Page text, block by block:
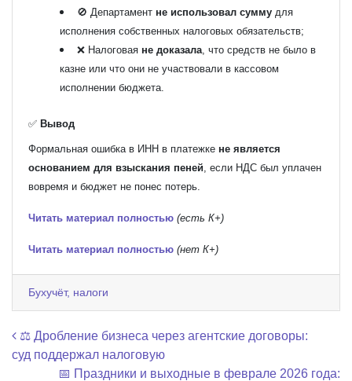
🚫 Департамент не использовал сумму для
исполнения собственных налоговых обязательств;
❌ Налоговая не доказала , что средств не было в
казне или что они не участвовали в кассовом
исполнении бюджета.
✅ Вывод
Формальная ошибка в ИНН в платежке не является
основанием для взыскания пеней , если НДС был уплачен
вовремя и бюджет не понес потерь.
Читать материал полностью (есть К+)
Читать материал полностью (нет К+)
Бухучёт, налоги
Навигация по записям
⚖️ Дробление бизнеса через агентские договоры:
суд поддержал налоговую
📅 Праздники и выходные в феврале 2026 года: